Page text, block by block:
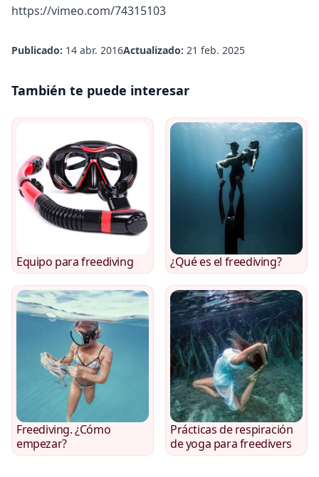
https://vimeo.com/74315103
Publicado: 14 abr. 2016Actualizado: 21 feb. 2025
También te puede interesar
Equipo para freediving ¿Qué es el freediving?
Freediving. ¿Cómo
empezar?
Prácticas de respiración
de yoga para freedivers